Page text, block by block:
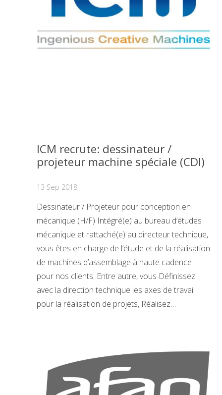
ICM recrute: dessinateur /
projeteur machine spéciale (CDI)
13 Sep 2018
Dessinateur / Projeteur pour conception en
mécanique (H/F) Intégré(e) au bureau d’études
mécanique et rattaché(e) au directeur technique,
vous êtes en charge de l’étude et de la réalisation
de machines d’assemblage à haute cadence
pour nos clients. Entre autre, vous Définissez
avec la direction technique les axes de travail
pour la réalisation de projets, Réalisez…